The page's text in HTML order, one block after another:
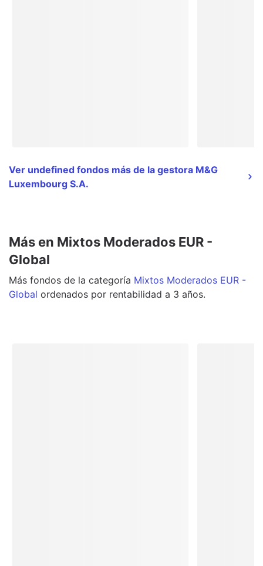
Ver undefined fondos más de la gestora M&G
Luxembourg S.A.
Más en Mixtos Moderados EUR -
Global
Más fondos de la categoría Mixtos Moderados EUR -
Global ordenados por rentabilidad a 3 años.